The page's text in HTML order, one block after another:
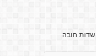
חובה